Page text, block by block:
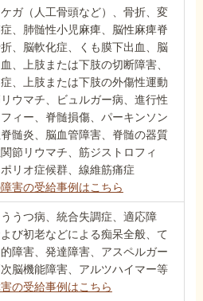
ガ（人工骨頭など）、骨折、変
、肺髄性小児麻痺、脳性麻痺脊
、脳軟化症、くも膜下出血、脳
、上肢または下肢の切断障害、
、上肢または下肢の外傷性運動
ウマチ、ビュルガー病、進行性
ィー、脊髄損傷、パーキンソン
髄炎、脳血管障害、脊髄の器質
節リウマチ、筋ジストロフィ
リオ症候群、線維筋痛症
害の受給事例はこちら
うつ病、統合失調症、適応障
び初老などによる痴呆全般、て
障害、発達障害、アスペルガー
脳機能障害、アルツハイマー等
の受給事例はこちら